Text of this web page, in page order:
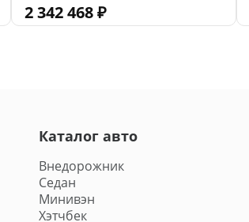
2 342 468₽
Каталог авто
Внедорожник
Седан
Минивэн
Хэтчбек